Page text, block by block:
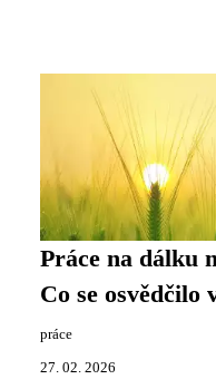
Práce na dálku
Co se osvědčilo
práce
27. 02. 2026